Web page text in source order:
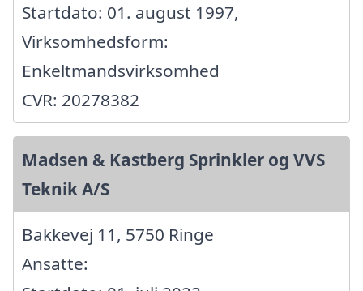
Startdato: 01. august 1997,
Virksomhedsform:
Enkeltmandsvirksomhed
CVR: 20278382
Madsen & Kastberg Sprinkler og VVS
Teknik A/S
Bakkevej 11, 5750 Ringe
Ansatte: